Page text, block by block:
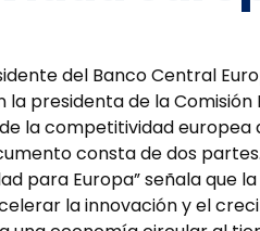
del Banco Central
presidenta de la Comisión
la competitividad europea
consta de dos
para Europa” señala que
la innovación y el